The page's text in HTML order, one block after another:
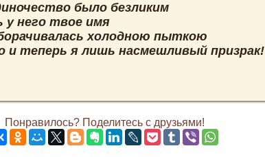
было безликим
у него твое имя
холодною пыткою
и теперь я лишь насмешливый призрак!
Понравилось? Поделитесь с друзьями!